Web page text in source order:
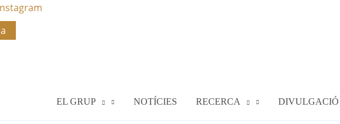
EL GRUP NOTÍCIES RECERCA DIVULGACIÓ